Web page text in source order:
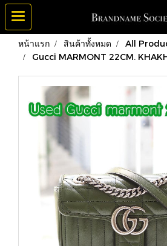
หน้าแรก สินค้าทั้งหมด All
Gucci MARMONT 22CM.